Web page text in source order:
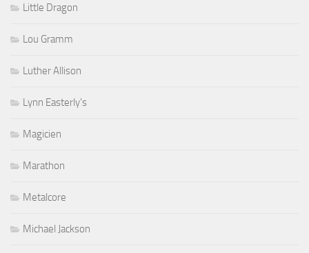
Little Dragon
Lou Gramm
Luther Allison
Lynn Easterly's
Magicien
Marathon
Metalcore
Michael Jackson